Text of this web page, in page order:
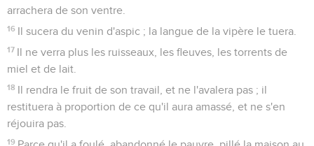
arrachera de son ventre.
16 Il sucera du venin d'aspic ; la langue de la vipère le tuera.
17 Il ne verra plus les ruisseaux, les fleuves, les torrents de
miel et de lait.
18 Il rendra le fruit de son travail, et ne l'avalera pas ; il
restituera à proportion de ce qu'il aura amassé, et ne s'en
réjouira pas.
19